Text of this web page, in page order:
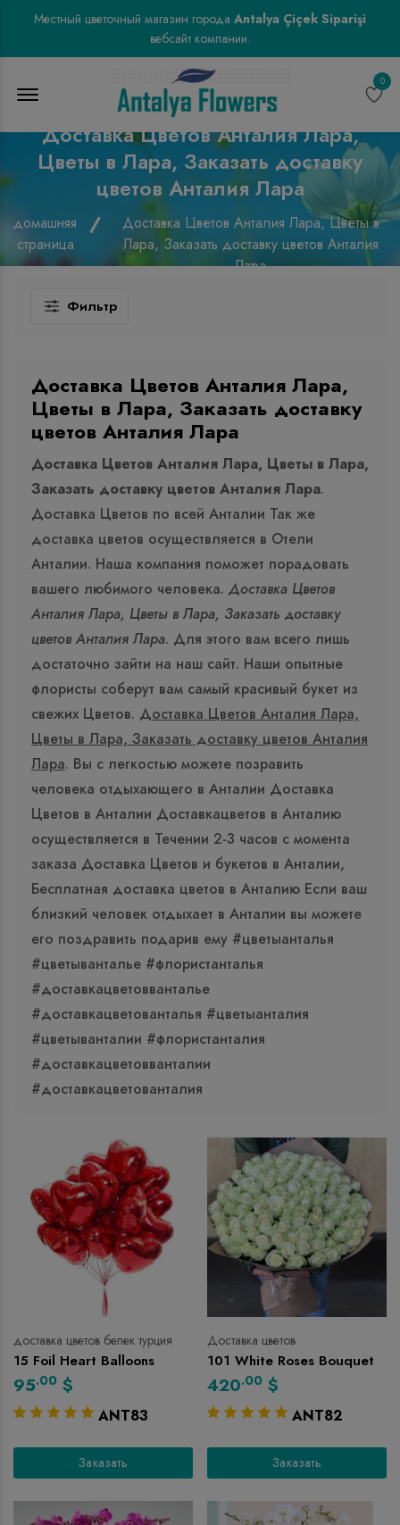
Местный цветочный магазин города Antalya Çiçek Siparişi
вебсайт компании.
0
Доставка Цветов Анталия Лара,
Цветы в Лара, Заказать доставку
цветов Анталия Лара
домашняя
страница
Доставка Цветов Анталия Лара, Цветы в
Лара, Заказать доставку цветов Анталия
Лара
Фильтр
Доставка Цветов Анталия Лара,
Цветы в Лара, Заказать доставку
цветов Анталия Лара
Доставка Цветов Анталия Лара, Цветы в Лара,
Заказать доставку цветов Анталия Лара.
Доставка Цветов по всей Анталии Так же
доставка цветов осуществляется в Отели
Анталии. Наша компания поможет порадовать
вашего любимого человека. Доставка Цветов
Анталия Лара, Цветы в Лара, Заказать доставку
цветов Анталия Лара. Для этого вам всего лишь
достаточно зайти на наш сайт. Наши опытные
флористы соберут вам самый красивый букет из
свежих Цветов. Доставка Цветов Анталия Лара,
Цветы в Лара, Заказать доставку цветов Анталия
Лара. Вы с легкостью можете позравить
человека отдыхающего в Анталии Доставка
Цветов в Анталии Доставкацветов в Анталию
осуществляется в Течении 2-3 часов с момента
заказа Доставка Цветов и букетов в Анталии,
Бесплатная доставка цветов в Анталию Если ваш
близкий человек отдыхает в Анталии вы можете
его поздравить подарив ему #цветыанталья
#цветыванталье #флористанталья
#доставкацветовванталье
#доставкацветованталья #цветыанталия
#цветыванталии #флористанталия
#доставкацветовванталии
#доставкацветованталия
доставка цветов белек турция
15 Foil Heart Balloons
95.00 $
ANT83
Заказать
Доставка цветов
101 White Roses Bouquet
420.00 $
ANT82
Заказать